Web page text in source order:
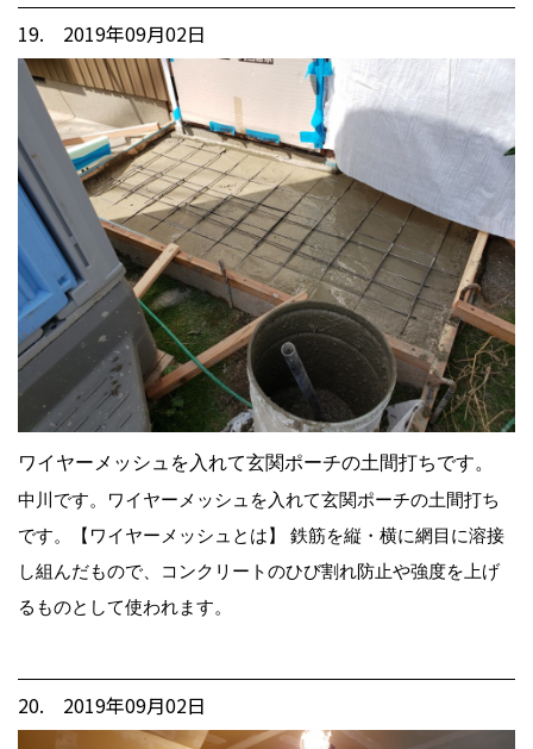
19. 2019年09月02日
ワイヤーメッシュを入れて玄関ポーチの土間打ちです。
中川です。ワイヤーメッシュを入れて玄関ポーチの土間打ち
です。【ワイヤーメッシュとは】 鉄筋を縦・横に網目に溶接
し組んだもので、コンクリートのひび割れ防止や強度を上げ
るものとして使われます。
20. 2019年09月02日